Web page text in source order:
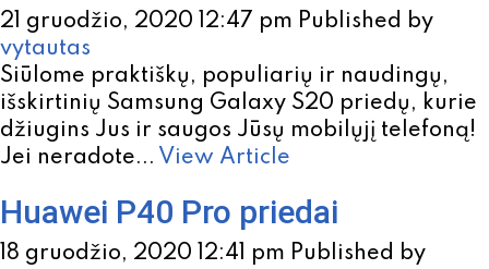
21 gruodžio, 2020 12:47 pm Published by
vytautas
Siūlome praktiškų, populiarių ir naudingų,
išskirtinių Samsung Galaxy S20 priedų, kurie
džiugins Jus ir saugos Jūsų mobilųjį telefoną!
Jei neradote... View Article
Huawei P40 Pro priedai
18 gruodžio, 2020 12:41 pm Published by